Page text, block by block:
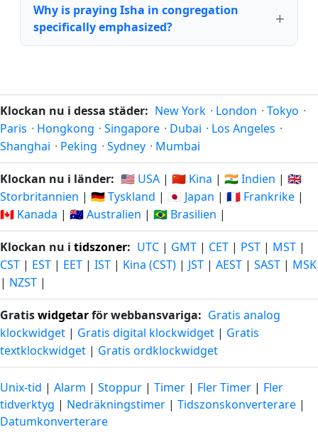
Why is praying Isha in congregation
specifically emphasized?
Klockan nu i dessa städer: New York · London · Tokyo ·
Paris · Hongkong · Singapore · Dubai · Los Angeles ·
Shanghai · Peking · Sydney · Mumbai
Klockan nu i länder: 🇺🇸 USA | 🇨🇳 Kina | 🇮🇳 Indien | 🇬🇧
Storbritannien | 🇩🇪 Tyskland | 🇯🇵 Japan | 🇫🇷 Frankrike |
🇨🇦 Kanada | 🇦🇺 Australien | 🇧🇷 Brasilien |
Klockan nu i tidszoner: UTC | GMT | CET | PST | MST |
CST | EST | EET | IST | Kina (CST) | JST | AEST | SAST | MSK
| NZST |
Gratiswidgetarför webbansvariga: Gratis analog
klockwidget | Gratis digital klockwidget | Gratis
textklockwidget | Gratis ordklockwidget
Unix-tid | Alarm | Stoppur | Timer | Fler Timer | Fler
tidverktyg | Nedräkningstimer | Tidszonskonverterare |
Datumkonverterare